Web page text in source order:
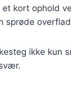
kort ophold
sprøde
ikke kun